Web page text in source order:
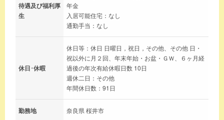
待遇及び福利厚
生
年金
入居可能住宅：なし
通勤手当：なし
休日･休暇
休日等：休日 日曜日，祝日，その他、その他 日・
祝以外に月２回、年末年始・お盆・ＧＷ、６ヶ月経
過後の年次有給休暇日数 10日
週休二日：その他
年間休日数：91日
勤務地 奈良県 桜井市